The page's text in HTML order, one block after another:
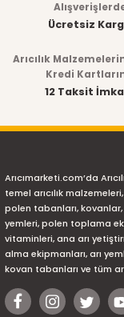
Ücretsiz
Arıcılık
Kredi
12 Taksit
Arıcımarketi.com’da
temel arıcılık
polen tabanları, kovanlar,
yemleri, polen toplama
vitaminleri, ana arı
alma ekipmanları, arı
kovan tabanları ve tüm